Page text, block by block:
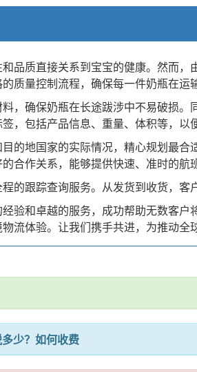
品质直接关系到宝宝的健康。然而
质量控制流程，确保每一件奶瓶在运
，确保奶瓶在长途跋涉中不易破损
，包括产品信息、重量、体积等，以
的地国家的实际情况，精心规划最
合作关系，能够提供快速、准时的航
的跟踪查询服务。从发货到收货，
验和卓越的服务，成功帮助无数客
流体验。让我们携手共进，为推动全
少？如何收费